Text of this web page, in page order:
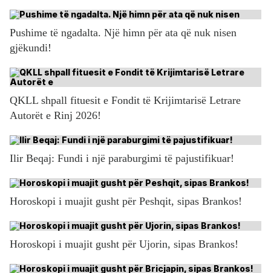
Pushime të ngadalta. Një himn për ata që nuk nisen
gjëkundi!
QKLL shpall fituesit e Fondit të Krijimtarisë Letrare
Autorët e Rinj 2026!
Ilir Beqaj: Fundi i një paraburgimi të pajustifikuar!
Horoskopi i muajit gusht për Peshqit, sipas Brankos!
Horoskopi i muajit gusht për Ujorin, sipas Brankos!